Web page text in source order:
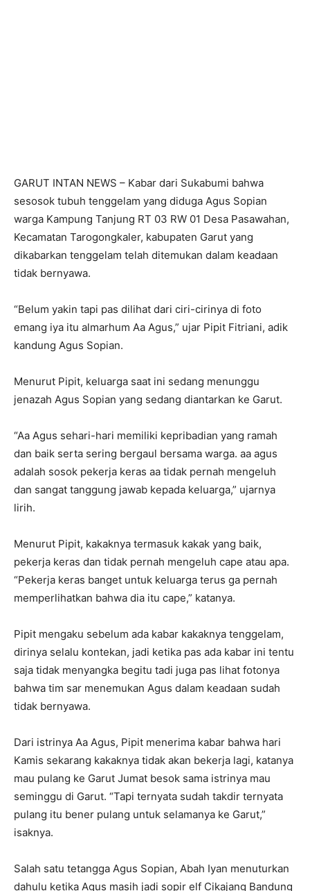
GARUT INTAN NEWS – Kabar dari Sukabumi bahwa
sesosok tubuh tenggelam yang diduga Agus Sopian
warga Kampung Tanjung RT 03 RW 01 Desa Pasawahan,
Kecamatan Tarogongkaler, kabupaten Garut yang
dikabarkan tenggelam telah ditemukan dalam keadaan
tidak bernyawa.
“Belum yakin tapi pas dilihat dari ciri-cirinya di foto
emang iya itu almarhum Aa Agus,” ujar Pipit Fitriani, adik
kandung Agus Sopian.
Menurut Pipit, keluarga saat ini sedang menunggu
jenazah Agus Sopian yang sedang diantarkan ke Garut.
“Aa Agus sehari-hari memiliki kepribadian yang ramah
dan baik serta sering bergaul bersama warga. aa agus
adalah sosok pekerja keras aa tidak pernah mengeluh
dan sangat tanggung jawab kepada keluarga,” ujarnya
lirih.
Menurut Pipit, kakaknya termasuk kakak yang baik,
pekerja keras dan tidak pernah mengeluh cape atau apa.
“Pekerja keras banget untuk keluarga terus ga pernah
memperlihatkan bahwa dia itu cape,” katanya.
Pipit mengaku sebelum ada kabar kakaknya tenggelam,
dirinya selalu kontekan, jadi ketika pas ada kabar ini tentu
saja tidak menyangka begitu tadi juga pas lihat fotonya
bahwa tim sar menemukan Agus dalam keadaan sudah
tidak bernyawa.
Dari istrinya Aa Agus, Pipit menerima kabar bahwa hari
Kamis sekarang kakaknya tidak akan bekerja lagi, katanya
mau pulang ke Garut Jumat besok sama istrinya mau
seminggu di Garut. “Tapi ternyata sudah takdir ternyata
pulang itu bener pulang untuk selamanya ke Garut,”
isaknya.
Salah satu tetangga Agus Sopian, Abah Iyan menuturkan
dahulu ketika Agus masih jadi sopir elf Cikajang Bandung